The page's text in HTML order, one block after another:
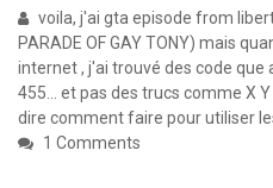
voila, j'ai gta episode from
PARADE OF GAY TONY) mais
internet , j'ai trouvé des code que
455... et pas des trucs comme X
dire comment faire pour utiliser
1 Comments